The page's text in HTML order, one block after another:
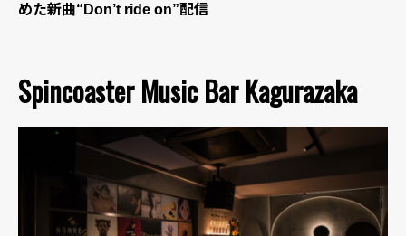
めた新曲“Don’t ride on”配信
Spincoaster Music Bar Kagurazaka